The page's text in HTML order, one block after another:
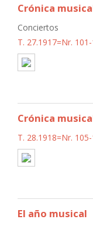
Crónica
Conciertos
T. 27.1917=Nr.
Crónica
T. 28.1918=Nr.
El año musical